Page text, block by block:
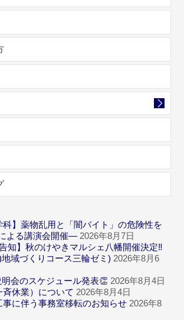
科】薬物乱用と「闇バイト」の危険性を
よる講演会開催― 2026年8月7日
知】秋のけやきマルシェ八幡開催決定‼
域づくりコース三輪ゼミ) 2026年8月6
会のスケジュール発表👏 2026年8月4日
斉休業）について 2026年8月4日
事に伴う事務室移転のお知らせ 2026年8